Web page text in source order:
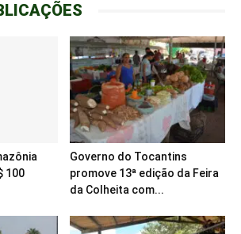
100
Governo do Tocantins
promove 13ª edição da Feira
da Colheita com...